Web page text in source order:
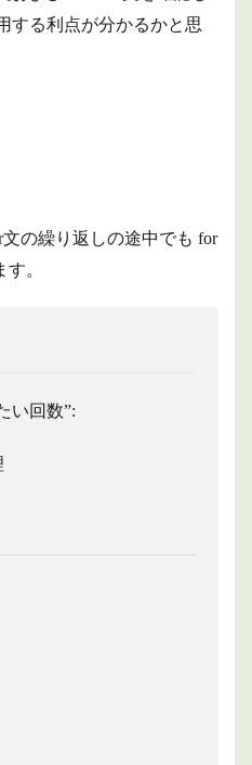
する利点が分かるかと思
の繰り返しの途中でも for
。
い回数”: